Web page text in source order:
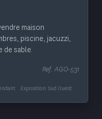
maison
piscine, jacuzzi,
de sable.
Ref. AGO-531
Exposition Sud Ouest